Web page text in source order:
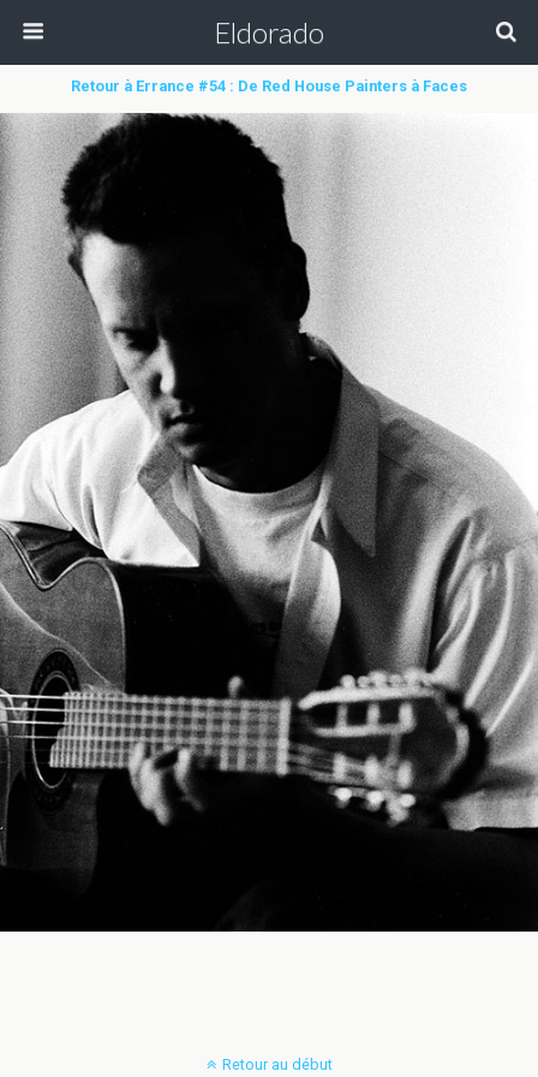
Eldorado
Retour à Errance #54 : De Red House Painters à Faces
Retour au début